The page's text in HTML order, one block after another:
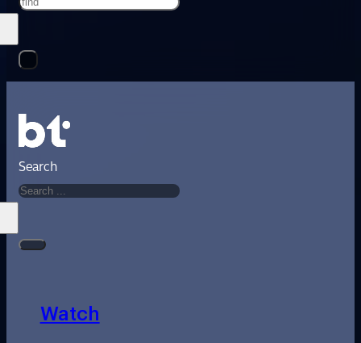
Search
Watch